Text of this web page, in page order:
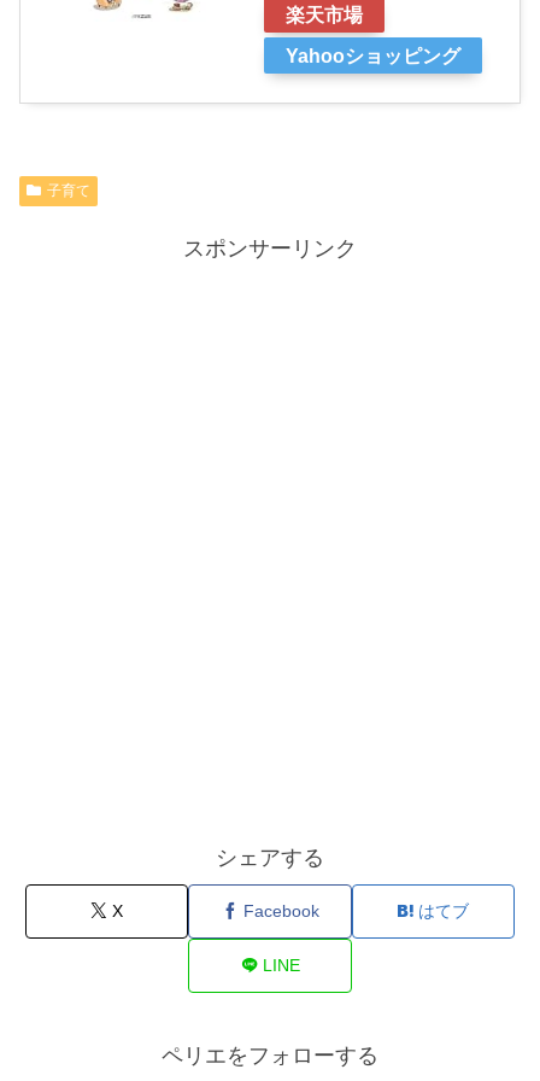
楽天市場
Yahooショッピング
子育て
スポンサーリンク
シェアする
X Facebook はてブ
LINE
ペリエをフォローする